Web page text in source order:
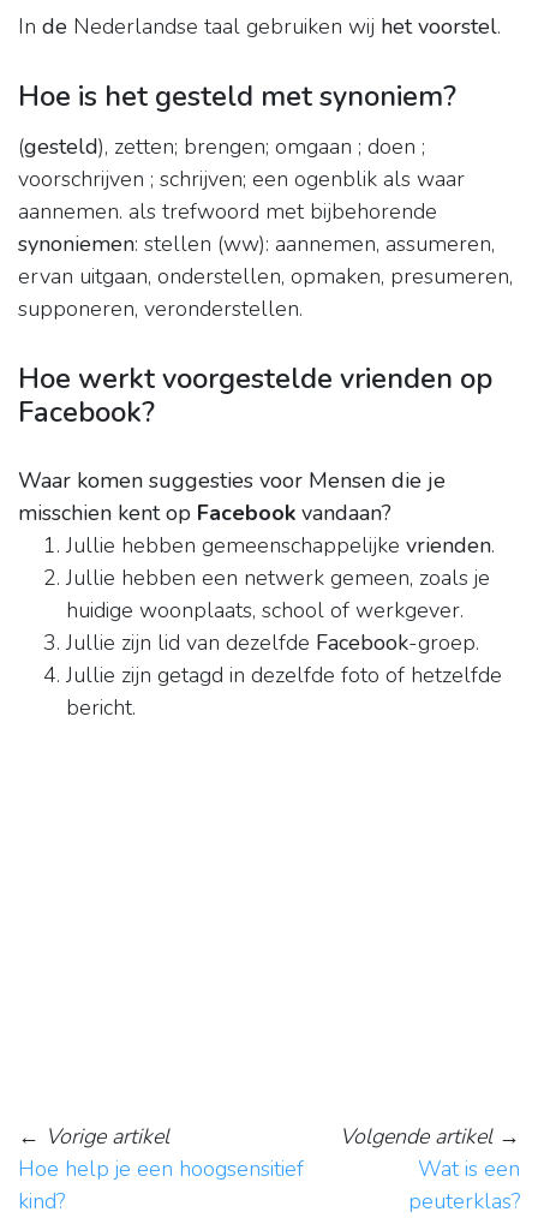
In de Nederlandse taal gebruiken wij het voorstel.
Hoe is het gesteld met synoniem?
(gesteld), zetten; brengen; omgaan ; doen ;
voorschrijven ; schrijven; een ogenblik als waar
aannemen. als trefwoord met bijbehorende
synoniemen: stellen (ww): aannemen, assumeren,
ervan uitgaan, onderstellen, opmaken, presumeren,
supponeren, veronderstellen.
Hoe werkt voorgestelde vrienden op
Facebook?
Waar komen suggesties voor Mensen die je
misschien kent op Facebook vandaan?
Jullie hebben gemeenschappelijke vrienden.
Jullie hebben een netwerk gemeen, zoals je
huidige woonplaats, school of werkgever.
Jullie zijn lid van dezelfde Facebook-groep.
Jullie zijn getagd in dezelfde foto of hetzelfde
bericht.
← Vorige artikel
Hoe help je een hoogsensitief
kind?
Volgende artikel→
Wat is een
peuterklas?